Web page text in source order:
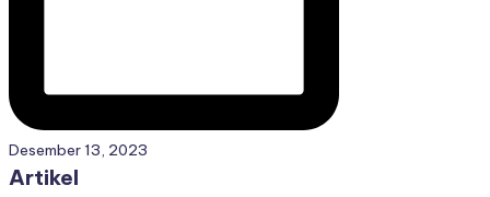
Desember 13, 2023
Artikel